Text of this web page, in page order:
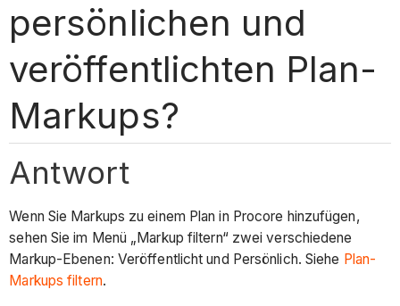
persönlichen und
veröffentlichten Plan-
Markups?
Antwort
Wenn Sie Markups zu einem Plan in Procore hinzufügen,
sehen Sie im Menü „Markup filtern“ zwei verschiedene
Markup-Ebenen: Veröffentlicht und Persönlich. Siehe Plan-
Markups filtern.